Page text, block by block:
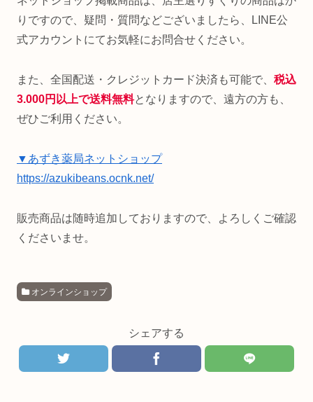
りですので、疑問・質問などございましたら、LINE公
式アカウントにてお気軽にお問合せください。
また、全国配送・クレジットカード決済も可能で、 税込
3.000円以上で送料無料となりますので、遠方の方も、
ぜひご利用ください。
▼あずき薬局ネットショップ
https://azukibeans.ocnk.net/
販売商品は随時追加しておりますので、よろしくご確認
くださいませ。
オンラインショップ
シェアする